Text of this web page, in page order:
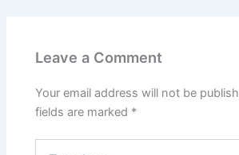
Leave a Comment
Your email address will not be
fields are marked *